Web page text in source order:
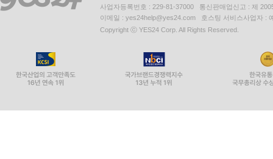
사업자등록번호 : 229-81-37000 통신판매업신고 : 제
이메일 : yes24help@yes24.com 호스팅 서비스사업자 :
Copyright ⓒ YES24 Corp. All Rights Reserved.